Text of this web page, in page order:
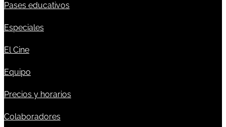
Pases educativos
Especiales
El Cine
Equipo
Precios y horarios
Colaboradores